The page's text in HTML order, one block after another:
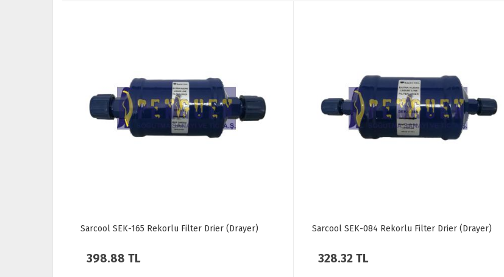
Sarcool SEK-084 Rekorlu Filter Drier (Drayer)
328.32 TL
Sarcool SEK-083 Rekorlu Filter Drier (Drayer)
303.36 TL